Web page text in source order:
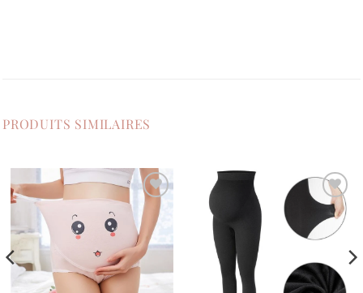
PRODUITS SIMILAIRES
Ajouter
à la
liste de
souhaits
Ajouter
à la
liste de
souhaits